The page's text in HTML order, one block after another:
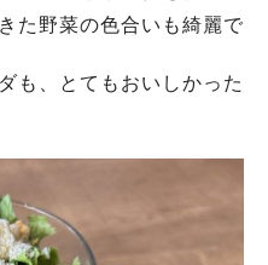
た野菜の色合いも綺麗で
も、とてもおいしかった